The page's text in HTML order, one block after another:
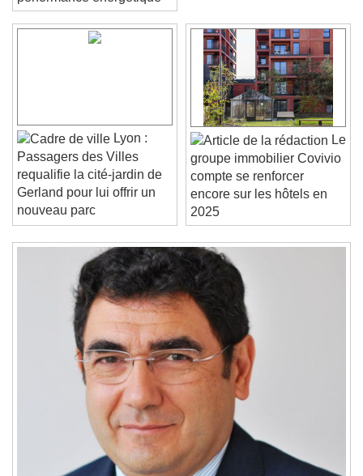
Play
Skip Backward
Skip Forward
Unmute
Current Time0:00
/
Duration -:-
Loaded
Stream Type
Seek to live, currently behind liveLIVE
Remaining Time-0:00
1x
Playback Rate
Chapters
Chapters
Descriptions
descriptions off, selected
Subtitles
subtitles settings
, opens subtitles
settings dialog
subtitles off, selected
performance énergétique
Lyon :
Passagers des Villes
requalifie la cité-jardin de
Gerland pour lui offrir un
nouveau parc
Le
groupe immobilier Covivio
compte se renforcer
encore sur les hôtels en
2025